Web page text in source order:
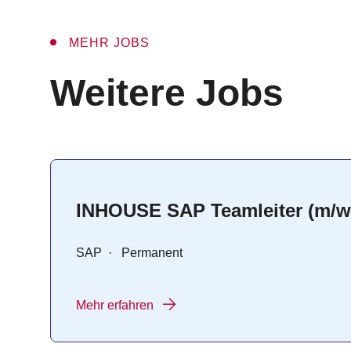
MEHR JOBS
:
Weitere Jobs
INHOUSE SAP Teamleiter (m/
SAP · Permanent
Mehr erfahren